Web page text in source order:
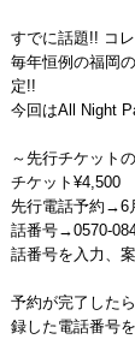
すでに話題!! コ
毎年恒例の福岡
定!!
今回はAll Night
～先行チケット
チケット¥4,500
先行電話予約→6
話番号→0570-
話番号を入力、
予約が完了した
録した電話番号